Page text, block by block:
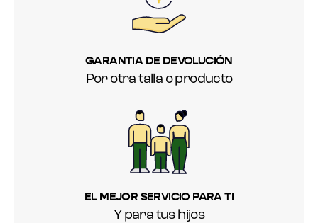
GARANTIA DE DEVOLUCIÓN
Por otra talla o producto
EL MEJOR SERVICIO PARA TI
Y para tus hijos